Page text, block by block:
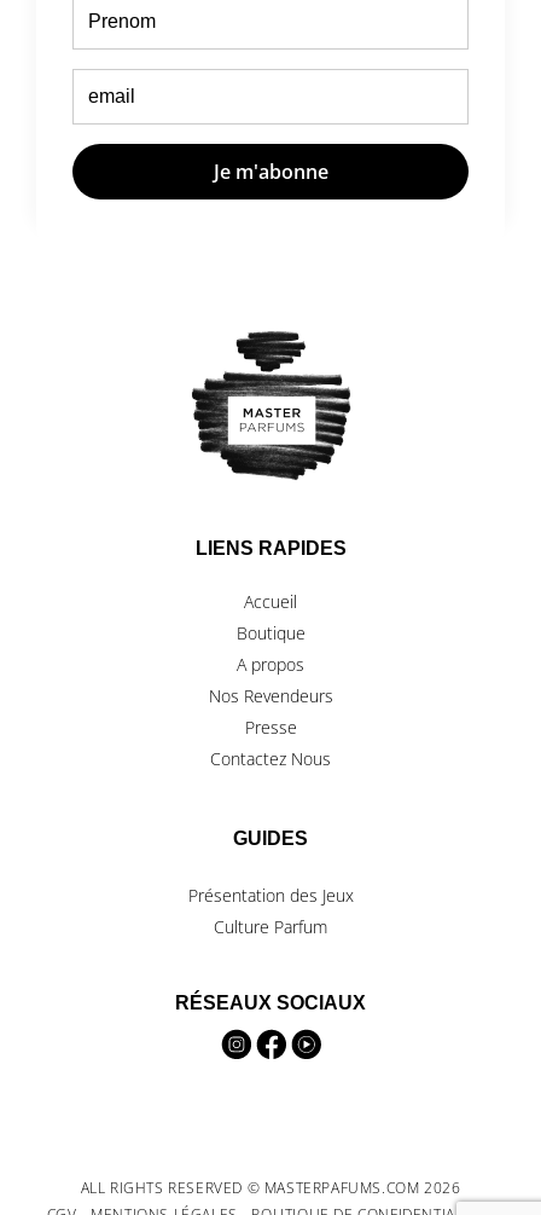
LIENS RAPIDES
Accueil
Boutique
A propos
Nos Revendeurs
Presse
Contactez Nous
GUIDES
Présentation des Jeux
Culture Parfum
RÉSEAUX SOCIAUX
ALL RIGHTS RESERVED © MASTERPAFUMS.COM 2026